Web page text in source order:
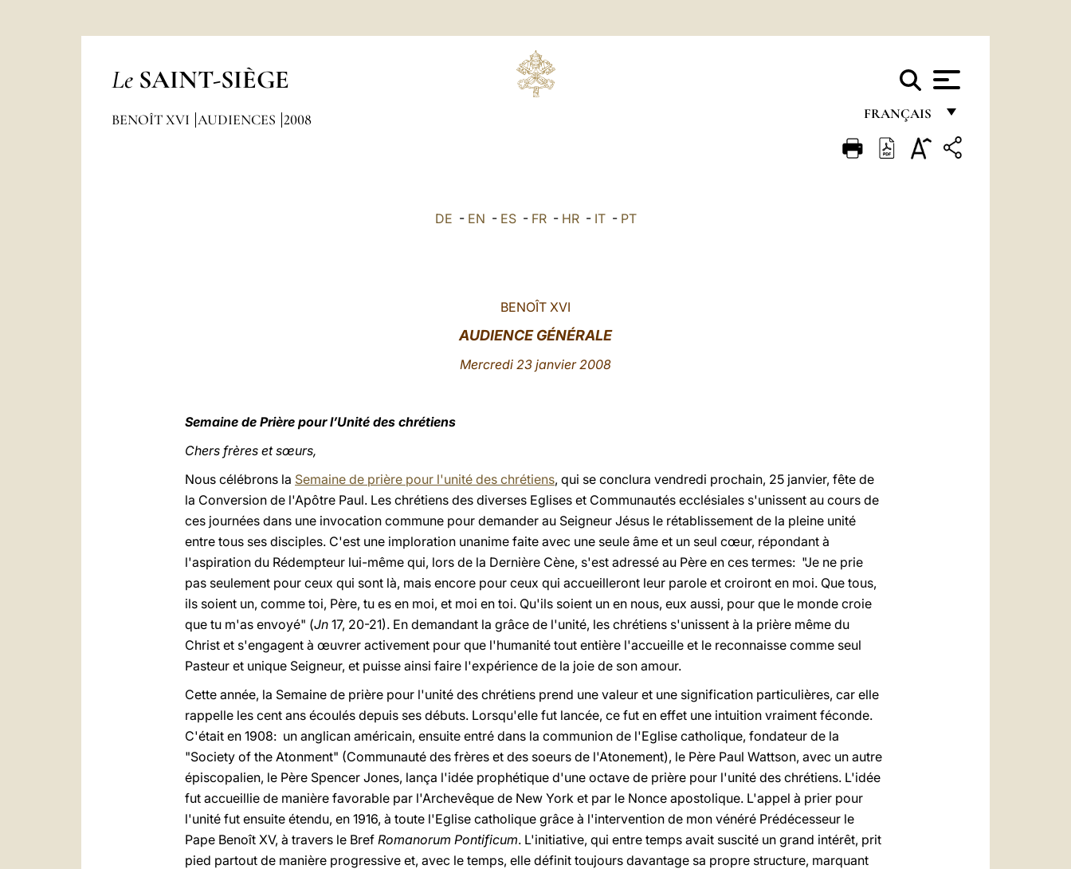
Le SAINT-SIÈGE
FRANÇAIS
FRANÇAIS
BENOÎT XVI AUDIENCES 2008
DE - EN - ES- FR- HR- IT- PT
BENOÎT XVI
AUDIENCE GÉNÉRALE
Mercredi 23 janvier 2008
Semaine de Prière pour l’Unité des chrétiens
Chers frères et sœurs,
Nous célébrons la Semaine de prière pour l'unité des chrétiens, qui se conclura vendredi prochain, 25 janvier, fête de
la Conversion de l'Apôtre Paul. Les chrétiens des diverses Eglises et Communautés ecclésiales s'unissent au cours de
ces journées dans une invocation commune pour demander au Seigneur Jésus le rétablissement de la pleine unité
entre tous ses disciples. C'est une imploration unanime faite avec une seule âme et un seul cœur, répondant à
l'aspiration du Rédempteur lui-même qui, lors de la Dernière Cène, s'est adressé au Père en ces termes: "Je ne prie
pas seulement pour ceux qui sont là, mais encore pour ceux qui accueilleront leur parole et croiront en moi. Que tous,
ils soient un, comme toi, Père, tu es en moi, et moi en toi. Qu'ils soient un en nous, eux aussi, pour que le monde croie
que tu m'as envoyé" (Jn 17, 20-21). En demandant la grâce de l'unité, les chrétiens s'unissent à la prière même du
Christ et s'engagent à œuvrer activement pour que l'humanité tout entière l'accueille et le reconnaisse comme seul
Pasteur et unique Seigneur, et puisse ainsi faire l'expérience de la joie de son amour.
Cette année, la Semaine de prière pour l'unité des chrétiens prend une valeur et une signification particulières, car elle
rappelle les cent ans écoulés depuis ses débuts. Lorsqu'elle fut lancée, ce fut en effet une intuition vraiment féconde.
C'était en 1908: un anglican américain, ensuite entré dans la communion de l'Eglise catholique, fondateur de la
"Society of the Atonment" (Communauté des frères et des soeurs de l'Atonement), le Père Paul Wattson, avec un autre
épiscopalien, le Père Spencer Jones, lança l'idée prophétique d'une octave de prière pour l'unité des chrétiens. L'idée
fut accueillie de manière favorable par l'Archevêque de New York et par le Nonce apostolique. L'appel à prier pour
l'unité fut ensuite étendu, en 1916, à toute l'Eglise catholique grâce à l'intervention de mon vénéré Prédécesseur le
Pape Benoît XV, à travers le Bref Romanorum Pontificum. L'initiative, qui entre temps avait suscité un grand intérêt, prit
pied partout de manière progressive et, avec le temps, elle définit toujours davantage sa propre structure, marquant